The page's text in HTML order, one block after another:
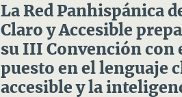
La Red Panhispánica
Claro y Accesible
su III Convención con
puesto en el lenguaje
accesible y la